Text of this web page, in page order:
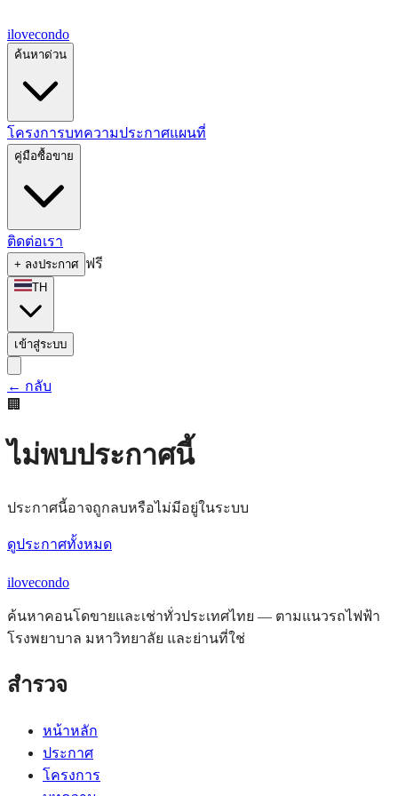
ilovecondo
ค้นหาด่วน
โครงการบทความประกาศแผนที่
คู่มือซื้อขาย
ติดต่อเรา
+ ลงประกาศ ฟรี
TH
เข้าสู่ระบบ
← กลับ
🏢
ไม่พบประกาศนี้
ประกาศนี้อาจถูกลบหรือไม่มีอยู่ในระบบ
ดูประกาศทั้งหมด
ilovecondo
ค้นหาคอนโดขายและเช่าทั่วประเทศไทย — ตามแนวรถไฟฟ้า
โรงพยาบาล มหาวิทยาลัย และย่านที่ใช่
สำรวจ
หน้าหลัก
ประกาศ
โครงการ